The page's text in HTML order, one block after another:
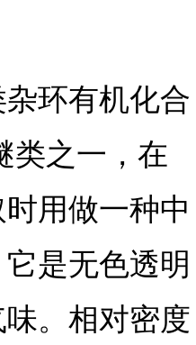
环有机化合
类之一，在
用做一种中
是无色透明
。相对密度